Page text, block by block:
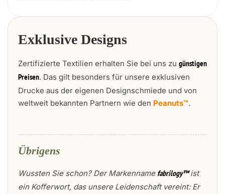
Exklusive Designs
Zertifizierte Textilien erhalten Sie bei uns zu günstigen
Preisen. Das gilt besonders für unsere exklusiven
Drucke aus der eigenen Designschmiede und von
weltweit bekannten Partnern wie den Peanuts™.
Übrigens
Wussten Sie schon? Der Markenname fabrilogy™ist
ein Kofferwort, das unsere Leidenschaft vereint: Er